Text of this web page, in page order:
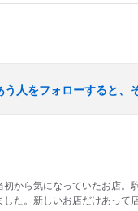
う人をフォローすると、
から気になっていたお店。
た。新しいお店だけあって